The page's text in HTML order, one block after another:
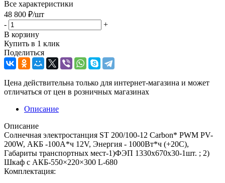
Все характеристики
48 800 ₽/шт
-
+
В корзину
Купить в 1 клик
Поделиться
Цена действительна только для интернет-магазина и может
отличаться от цен в розничных магазинах
Описание
Описание
Солнечная электростанция ST 200/100-12 Carbon* PWM PV-
200W, АКБ -100А*ч 12V, Энергия - 1000Вт*ч (+20С),
Габариты транспортных мест-1)ФЭП 1330х670x30-1шт. ; 2)
Шкаф с АКБ-550×220×300 L-680
Комплектация: